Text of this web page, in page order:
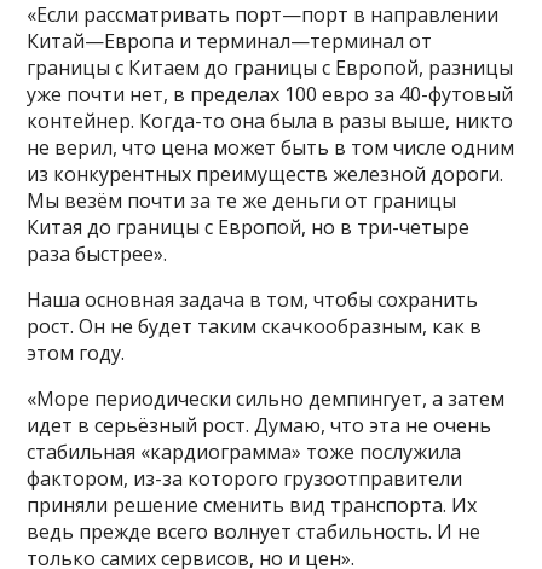
«Если рассматривать порт—порт в направлении
Китай—Европа и терминал—терминал от
границы с Китаем до границы с Европой, разницы
уже почти нет, в пределах 100 евро за 40-футовый
контейнер. Когда-то она была в разы выше, никто
не верил, что цена может быть в том числе одним
из конкурентных преимуществ железной дороги.
Мы везём почти за те же деньги от границы
Китая до границы с Европой, но в три-четыре
раза быстрее».
Наша основная задача в том, чтобы сохранить
рост. Он не будет таким скачкообразным, как в
этом году.
«Море периодически сильно демпингует, а затем
идет в серьёзный рост. Думаю, что эта не очень
стабильная «кардиограмма» тоже послужила
фактором, из-за которого грузоотправители
приняли решение сменить вид транспорта. Их
ведь прежде всего волнует стабильность. И не
только самих сервисов, но и цен».